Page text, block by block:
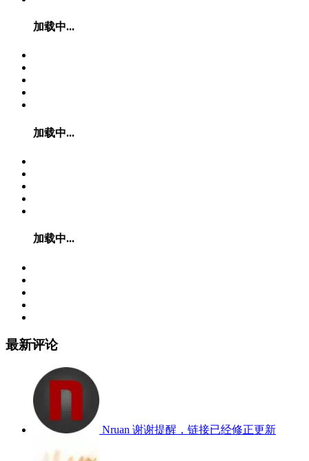
加载中...
加载中...
加载中...
最新评论
Nruan 谢谢提醒，链接已经修正更新